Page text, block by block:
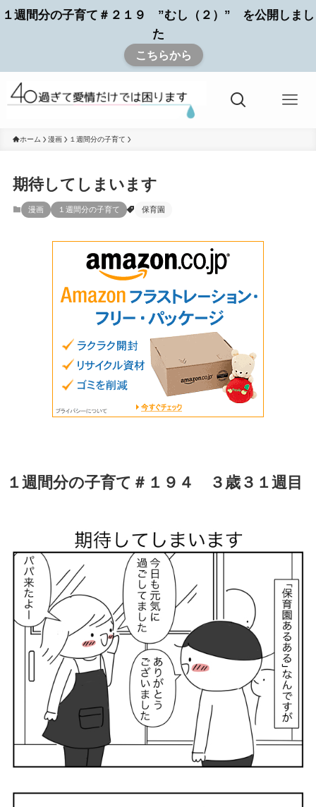
１週間分の子育て＃２１９ ”むし（２）” を公開しまし
た
こちらから
ホーム 漫画 １週間分の子育て
期待してしまいます
漫画 １週間分の子育て 保育園
１週間分の子育て＃１９４ ３歳３１週目